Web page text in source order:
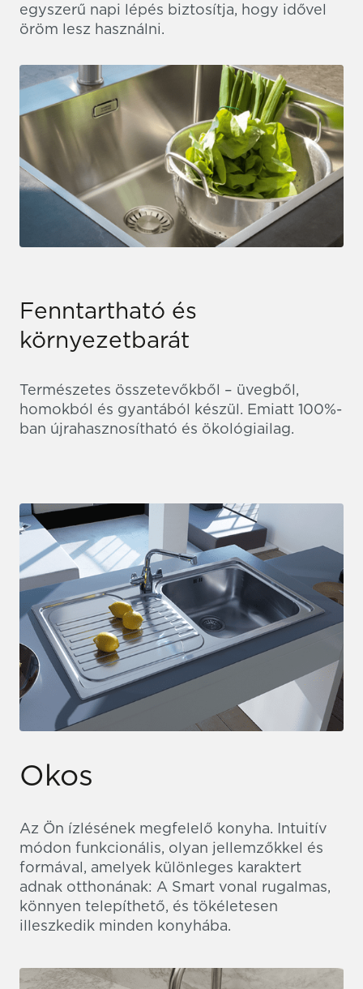
egyszerű napi lépés biztosítja, hogy idővel
öröm lesz használni.
Fenntartható és
környezetbarát
Természetes összetevőkből – üvegből,
homokból és gyantából készül. Emiatt 100%-
ban újrahasznosítható és ökológiailag.
Okos
Az Ön ízlésének megfelelő konyha. Intuitív
módon funkcionális, olyan jellemzőkkel és
formával, amelyek különleges karaktert
adnak otthonának: A Smart vonal rugalmas,
könnyen telepíthető, és tökéletesen
illeszkedik minden konyhába.